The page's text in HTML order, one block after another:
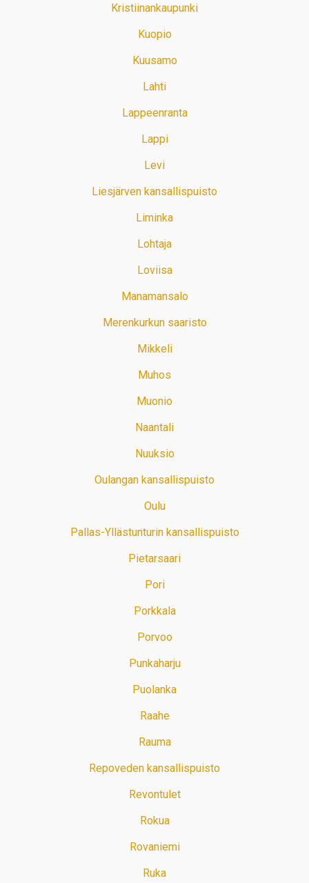
Kristiinankaupunki
Kuopio
Kuusamo
Lahti
Lappeenranta
Lappi
Levi
Liesjärven kansallispuisto
Liminka
Lohtaja
Loviisa
Manamansalo
Merenkurkun saaristo
Mikkeli
Muhos
Muonio
Naantali
Nuuksio
Oulangan kansallispuisto
Oulu
Pallas-Yllästunturin kansallispuisto
Pietarsaari
Pori
Porkkala
Porvoo
Punkaharju
Puolanka
Raahe
Rauma
Repoveden kansallispuisto
Revontulet
Rokua
Rovaniemi
Ruka